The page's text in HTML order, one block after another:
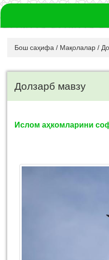
Бош саҳифа / Мақолалар /
Долзарб мавзу
Ислом аҳкомларини